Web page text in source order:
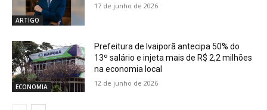
ARTIGO
17 de junho de 2026
ECONOMIA
Prefeitura de Ivaiporã antecipa 50% do
13º salário e injeta mais de R$ 2,2 milhões
na economia local
12 de junho de 2026